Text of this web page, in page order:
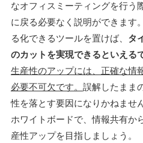
なオフィスミーティングを行う
に戻る必要なく説明ができます
る化できるツールを置けば、 タ
のカットを実現できるといえる
生産性のアップには、正確な情
必要不可欠です。 誤解したまま
性を落とす要因になりかねませ
ホワイトボードで、情報共有か
産性アップを目指しましょう。